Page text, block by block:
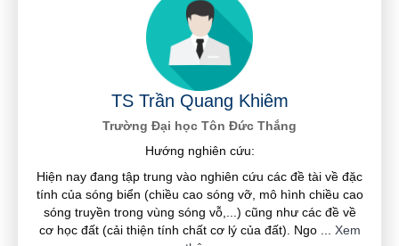
TS Trần Quang Khiêm
Trường Đại học Tôn Đức Thắng
Hướng nghiên cứu:
Hiện nay đang tập trung vào nghiên cứu các đề tài về đặc
tính của sóng biển (chiều cao sóng vỡ, mô hình chiều cao
sóng truyền trong vùng sóng vỗ,...) cũng như các đề về
cơ học đất (cải thiện tính chất cơ lý của đất). Ngo
Xem